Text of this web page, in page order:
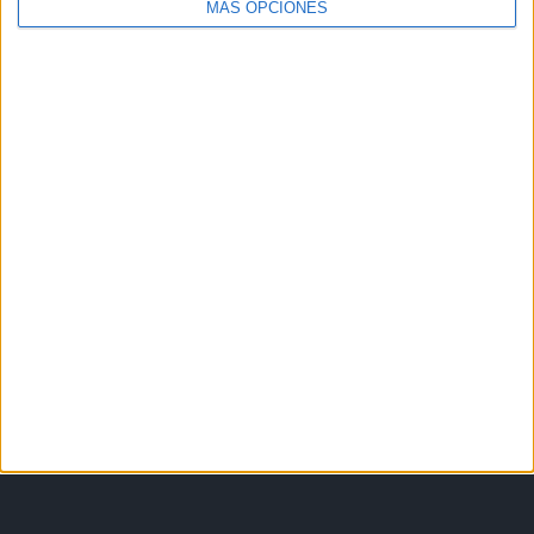
MÁS OPCIONES